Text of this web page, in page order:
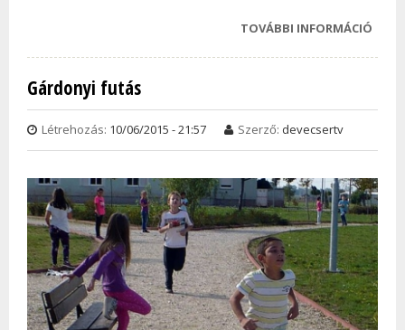
TOVÁBBI INFORMÁCIÓ
Gárdonyi futás
Létrehozás: 10/06/2015 - 21:57 Szerző: devecsertv